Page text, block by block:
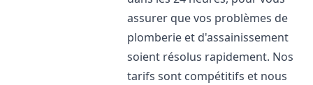
assurer que vos problèmes de
plomberie et d'assainissement
soient résolus rapidement. Nos
tarifs sont compétitifs et nous